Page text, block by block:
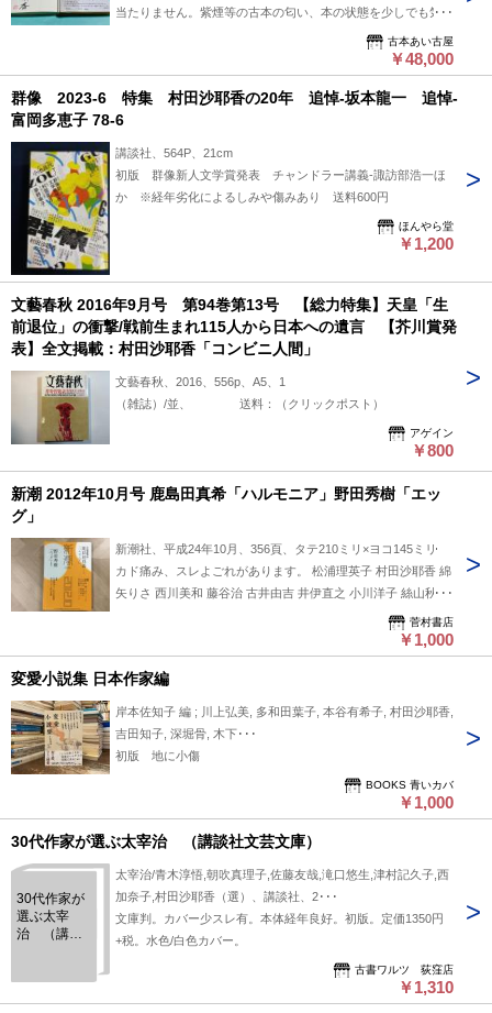
当たりません。紫煙等の古本の匂い、本の状態を少しでも気に
古本あい古屋
￥48,000
群像 2023-6 特集 村田沙耶香の20年 追悼-坂本龍一 追悼-
富岡多恵子 78-6
講談社、564P、21cm
初版 群像新人文学賞発表 チャンドラー講義-諏訪部浩一ほ
か ※経年劣化によるしみや傷みあり 送料600円
ほんやら堂
￥1,200
文藝春秋 2016年9月号 第94巻第13号 【総力特集】天皇「生
前退位」の衝撃/戦前生まれ115人から日本への遺言 【芥川賞発
表】全文掲載：村田沙耶香「コンビニ人間」
文藝春秋、2016、556p、A5、1
（雑誌）/並、 送料：（クリックポスト）
アゲイン
￥800
新潮 2012年10月号 鹿島田真希「ハルモニア」野田秀樹「エッ
グ」
新潮社、平成24年10月、356頁、タテ210ミリ×ヨコ145ミリ
カド痛み、スレよごれがあります。 松浦理英子 村田沙耶香 綿
矢りさ 西川美和 藤谷治 古井由吉 井伊直之 小川洋子 絲山秋子
菅村書店
￥1,000
変愛小説集 日本作家編
岸本佐知子 編 ; 川上弘美, 多和田葉子, 本谷有希子, 村田沙耶香,
吉田知子, 深堀骨, 木下･･･
初版 地に小傷
BOOKS 青いカバ
￥1,000
30代作家が選ぶ太宰治 （講談社文芸文庫）
30代作家が
選ぶ太宰
治 （講談
太宰治/青木淳悟,朝吹真理子,佐藤友哉,滝口悠生,津村記久子,西
加奈子,村田沙耶香（選）、講談社、2･･･
文庫判。カバー少スレ有。本体経年良好。初版。定価1350円
+税。水色/白色カバー。
古書ワルツ 荻窪店
￥1,310